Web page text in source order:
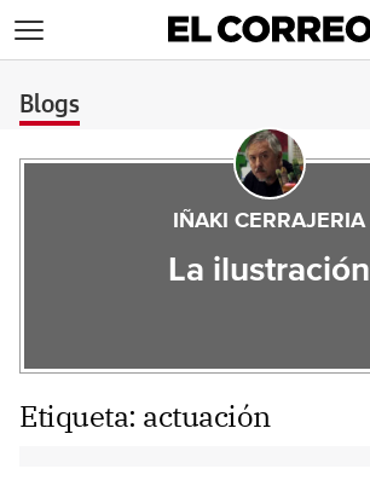
Blogs
IÑAKI CERRAJERIA
La ilustración
Etiqueta: actuación